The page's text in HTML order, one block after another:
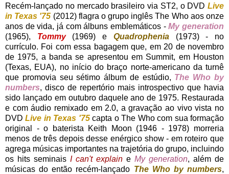
Recém-lançado no mercado brasileiro via ST2, o DVD Live
in Texas '75 (2012) flagra o grupo inglês The Who aos onze
anos de vida, já com álbuns emblemáticos -My generation
(1965), Tommy(1969) e Quadrophenia(1973) - no
currículo. Foi com essa bagagem que, em 20 de novembro
de 1975, a banda se apresentou em Summit, em Houston
(Texas, EUA), no início do braço norte-americano da turnê
que promovia seu sétimo álbum de estúdio, The Who by
numbers, disco de repertório mais introspectivo que havia
sido lançado em outubro daquele ano de 1975. Restaurada
e com áudio remixado em 2.0, a gravação ao vivo vista no
DVDLive in Texas '75capta o The Who com sua formação
original - o baterista Keith Moon (1946 - 1978) morreria
menos de três depois desse enérgico show - em roteiro que
agrega músicas importantes na trajetória do grupo, incluindo
os hits seminais I can't explain e My generation, além de
músicas do então recém-lançado The Who by numbers,